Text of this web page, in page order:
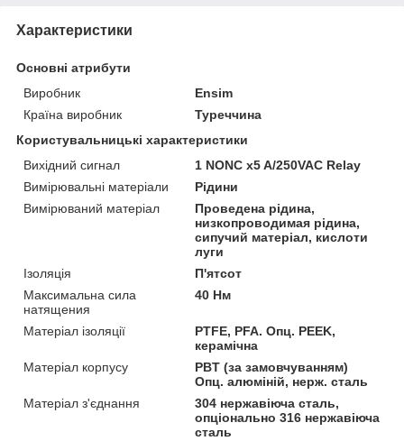
Характеристики
Основні атрибути
Виробник
Ensim
Країна виробник
Туреччина
Користувальницькі характеристики
Вихідний сигнал
1 NONC x5 A/250VAC Relay
Вимірювальні матеріали
Рідини
Вимірюваний матеріал
Проведена рідина,
низкопроводимая рідина,
сипучий матеріал, кислоти
луги
Ізоляція
П'ятсот
Максимальна сила
натящения
40 Нм
Матеріал ізоляції
PTFE, PFA. Опц. PEEK,
керамічна
Матеріал корпусу
PBT (за замовчуванням)
Опц. алюміній, нерж. сталь
Матеріал з'єднання
304 нержавіюча сталь,
опціонально 316 нержавіюча
сталь